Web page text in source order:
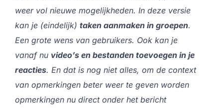
weer vol nieuwe mogelijkheden. In deze versie
kan je (eindelijk) taken aanmaken in groepen.
Een grote wens van gebruikers. Ook kan je
vanaf nu video’s en bestanden toevoegen in je
reacties. En dat is nog niet alles, om de context
van opmerkingen beter weer te geven worden
opmerkingen nu direct onder het bericht